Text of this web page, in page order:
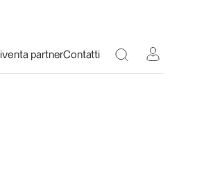
partnerContatti Toggle Search